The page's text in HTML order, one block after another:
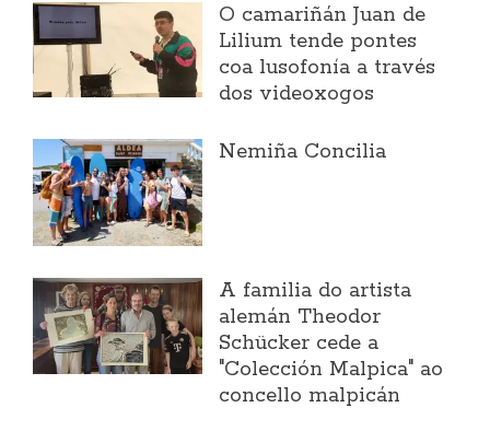
O camariñán Juan de
Lilium tende pontes
coa lusofonía a través
dos videoxogos
Nemiña Concilia
A familia do artista
alemán Theodor
Schücker cede a
"Colección Malpica" ao
concello malpicán